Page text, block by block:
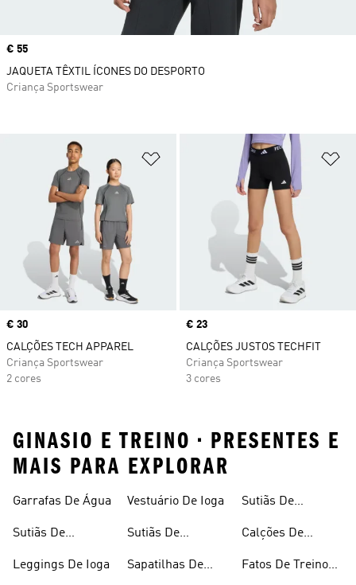
Adicionar à Lista de Desejos
Price
€ 30
CALÇÕES TECH APPAREL
Criança Sportswear
2 cores
Price
€ 23
CALÇÕES JUSTOS TECHFIT
Criança Sportswear
3 cores
Price
€ 55
JAQUETA TÊXTIL ÍCONES DO DESPORTO
Criança Sportswear
GINASIO E TREINO • PRESENTES E
MAIS PARA EXPLORAR
Garrafas De Água
Sutiãs De
Leggings De Ioga
Vestuário De Ioga
Sutiãs De
Almofadados
Sapatilhas De
Sutiãs De
Costuras
Calções De
Fatos De Treino